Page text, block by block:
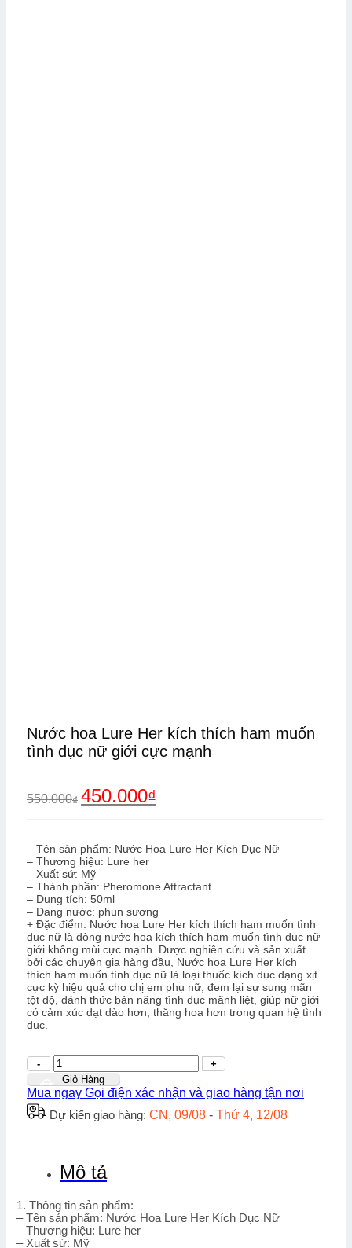
Nước hoa Lure Her kích thích ham muốn
tình dục nữ giới cực mạnh
550.000₫
Giá
gốc
450.000₫hiện
450.000₫.
– Tên sản phẩm: Nước Hoa Lure Her Kích Dục Nữ
– Thương hiệu: Lure her
– Xuất sứ: Mỹ
– Thành phần: Pheromone Attractant
– Dung tích: 50ml
– Dang nước: phun sương
+ Đặc điểm: Nước hoa Lure Her kích thích ham muốn tình
dục nữ là dòng nước hoa kích thích ham muốn tình dục nữ
giới không mùi cực mạnh. Được nghiên cứu và sản xuất
bởi các chuyên gia hàng đầu, Nước hoa Lure Her kích
thích ham muốn tình dục nữ là loại thuốc kích dục dạng xịt
cực kỳ hiệu quả cho chị em phụ nữ, đem lại sự sung mãn
tột độ, đánh thức bản năng tình dục mãnh liệt, giúp nữ giới
có cảm xúc dạt dào hơn, thăng hoa hơn trong quan hệ tình
dục.
Số
lượng
Giỏ Hàng
Mua ngay Gọi điện xác nhận và giao hàng tận nơi
Dự kiến giao hàng: CN, 09/08 - Thứ 4, 12/08
Mô tả
1. Thông tin sản phẩm:
– Tên sản phẩm: Nước Hoa Lure Her Kích Dục Nữ
– Thương hiệu: Lure her
– Xuất sứ: Mỹ